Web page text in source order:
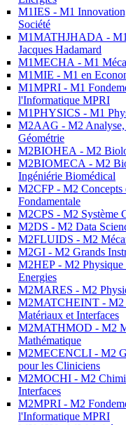
M1IES - M1
Société
M1MATHJHADA - M1
Jacques Hadamard
M1MECHA - M1
M1MIE - M1 en
M1MPRI - M1
l'Informatique MPRI
M1PHYSICS - M1
M2AAG - M2 Analyse,
Géométrie
M2BIOHEA - M2
M2BIOMECA - M2
Ingéniérie Biomédical
M2CFP - M2 Concepts
Fondamentale
M2CPS - M2 Système
M2DS - M2 Data
M2FLUIDS - M2
M2GI - M2 Grands
M2HEP - M2 Physique
Energies
M2MARES - M2
M2MATCHEINT - M2
Matériaux et Interfaces
M2MATHMOD - M2
Mathématique
M2MECENCLI - M2
pour les Cliniciens
M2MOCHI - M2
Interfaces
M2MPRI - M2
l'Informatique MPRI